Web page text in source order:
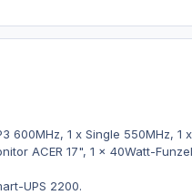
600MHz, 1 x Single 550MHz,
ACER 17", 1 x 40Watt-
UPS 2200.